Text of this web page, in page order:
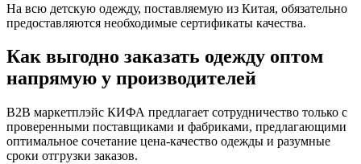
На всю детскую одежду, поставляемую из Китая, обязательно
предоставляются необходимые сертификаты качества.
Как выгодно заказать одежду оптом
напрямую у производителей
B2B маркетплэйс КИФА предлагает сотрудничество только с
проверенными поставщиками и фабриками, предлагающими
оптимальное сочетание цена-качество одежды и разумные
сроки отгрузки заказов.